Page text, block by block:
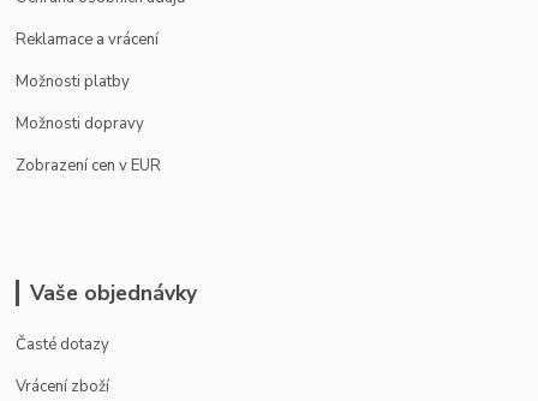
Reklamace a vrácení
Možnosti platby
Možnosti dopravy
Zobrazení cen v EUR
Vaše objednávky
Časté dotazy
Vrácení zboží